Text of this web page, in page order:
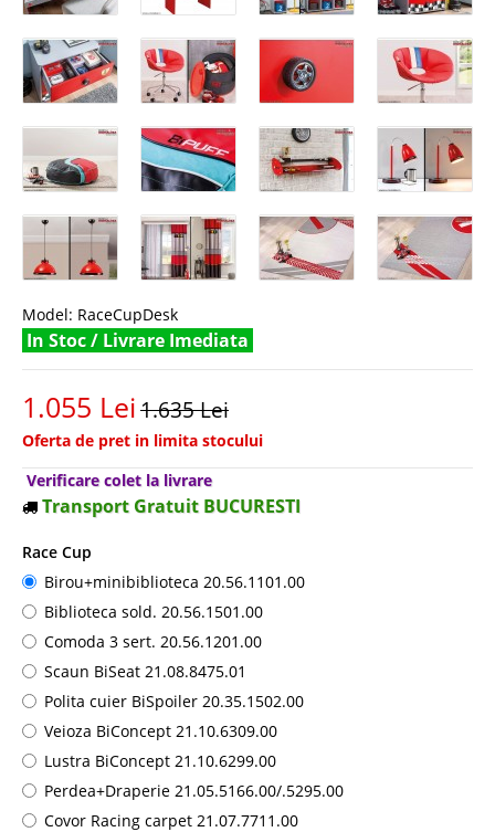
Model: RaceCupDesk
In Stoc / Livrare Imediata
1.055 Lei1.635 Lei
Oferta de pret in limita stocului
Verificare colet la livrare
Transport Gratuit BUCURESTI
Race Cup
Birou+minibiblioteca 20.56.1101.00
Biblioteca sold. 20.56.1501.00
Comoda 3 sert. 20.56.1201.00
Scaun BiSeat 21.08.8475.01
Polita cuier BiSpoiler 20.35.1502.00
Veioza BiConcept 21.10.6309.00
Lustra BiConcept 21.10.6299.00
Perdea+Draperie 21.05.5166.00/.5295.00
Covor Racing carpet 21.07.7711.00